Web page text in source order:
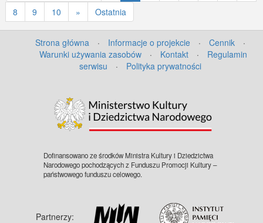
8
9 10 » Ostatnia
Strona główna · Informacje o projekcie · Cennik
·
Warunki używania zasobów
· Kontakt ·
Regulamin
serwisu
· Polityka prywatności
Dofinansowano ze środków Ministra Kultury i Dziedzictwa
Narodowego pochodzących z Funduszu Promocji Kultury –
państwowego funduszu celowego.
Partnerzy: